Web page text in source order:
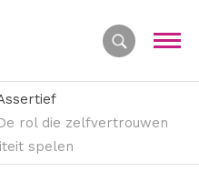
rol die zelfvertrouwen
spelen